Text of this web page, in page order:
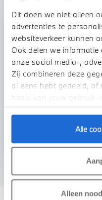
Dit doen we niet alleen
advertenties te
websiteverkeer kunnen
Ook delen we
onze social media-,
Zij combineren deze
al eens hebt gedeeld, of
basis van jouw gebruik
Alle
Alleen
Uw auto inruilen?
Voorstel aanvragen